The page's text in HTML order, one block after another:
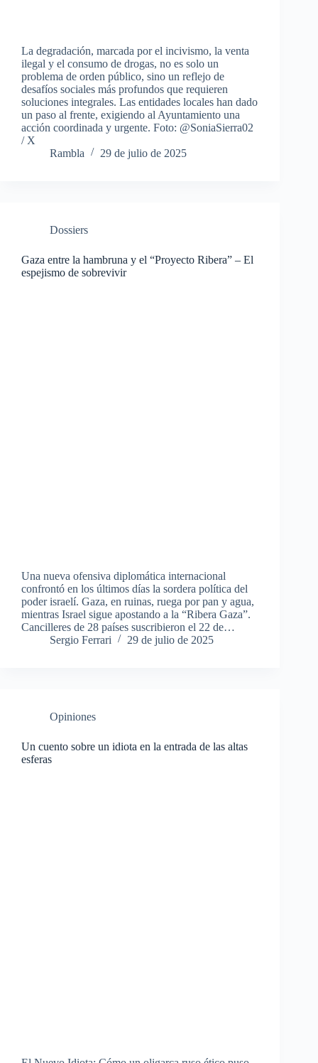
La degradación, marcada por el incivismo, la venta
ilegal y el consumo de drogas, no es solo un
problema de orden público, sino un reflejo de
desafíos sociales más profundos que requieren
soluciones integrales. Las entidades locales han dado
un paso al frente, exigiendo al Ayuntamiento una
acción coordinada y urgente. Foto: @SoniaSierra02
/ X
Rambla
29 de julio de 2025
Dossiers
Gaza entre la hambruna y el “Proyecto Ribera” – El
espejismo de sobrevivir
Una nueva ofensiva diplomática internacional
confrontó en los últimos días la sordera política del
poder israelí. Gaza, en ruinas, ruega por pan y agua,
mientras Israel sigue apostando a la “Ribera Gaza”.
Cancilleres de 28 países suscribieron el 22 de…
Sergio Ferrari
29 de julio de 2025
Opiniones
Un cuento sobre un idiota en la entrada de las altas
esferas